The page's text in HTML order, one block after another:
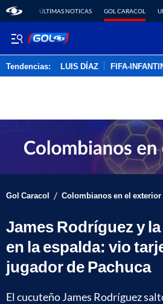
ÚLTIMAS NOTICAS GOL CARACOL
Tendencias: LUIS DÍAZ FIFA-
Gol Caracol / Colombianos en el exterior
James Rodríguez y
en la espalda: vio
jugador de Pachuca
El cucuteño James Rodríguez